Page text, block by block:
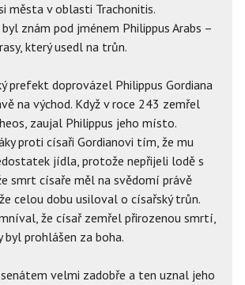
města v oblasti Trachonitis.
znám pod jménem Philippus Arabs –
který usedl na trůn.
prefekt doprovázel Philippus Gordiana
na východ. Když v roce 243 zemřel
zaujal Philippus jeho místo.
proti císaři Gordianovi tím, že mu
jídla, protože nepřijeli lodě s
smrt císaře měl na svědomí právě
celou dobu usiloval o císařský trůn.
že císař zemřel přirozenou smrtí,
byl prohlášen za boha.
velmi zadobře a ten uznal jeho